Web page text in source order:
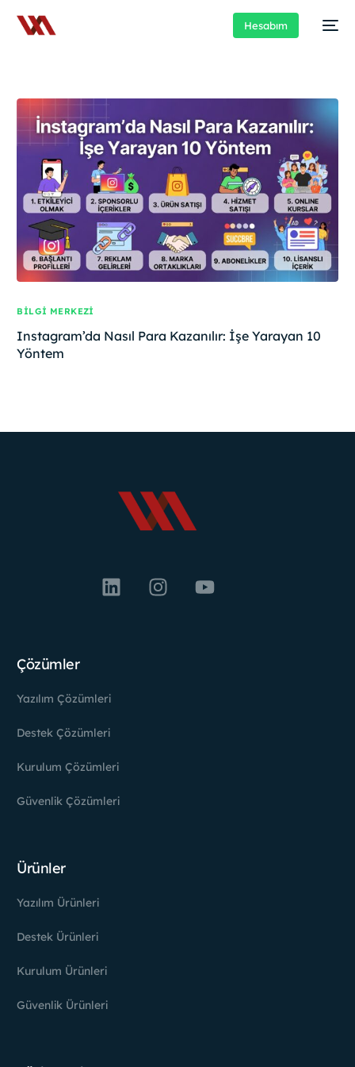
Hesabım
BILGI MERKEZI
Instagram’da Nasıl Para Kazanılır: İşe Yarayan 10
Yöntem
Çözümler
Yazılım Çözümleri
Destek Çözümleri
Kurulum Çözümleri
Güvenlik Çözümleri
Ürünler
Yazılım Ürünleri
Destek Ürünleri
Kurulum Ürünleri
Güvenlik Ürünleri